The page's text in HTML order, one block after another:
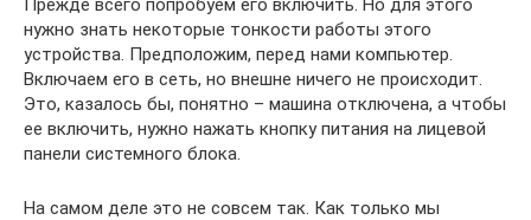
Прежде всего попробуем его включить. Но для этого
нужно знать некоторые тонкости работы этого
устройства. Предположим, перед нами компьютер.
Включаем его в сеть, но внешне ничего не происходит.
Это, казалось бы, понятно – машина отключена, а чтобы
ее включить, нужно нажать кнопку питания на лицевой
панели системного блока.
На самом деле это не совсем так. Как только мы